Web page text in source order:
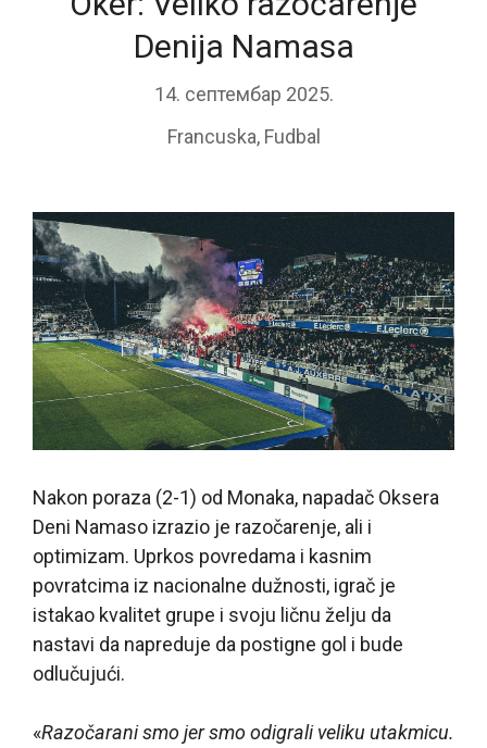
Denija Namasa
14. септембар 2025.
Francuska, Fudbal
Nakon poraza (2-1) od Monaka, napadač Oksera
Deni Namaso izrazio je razočarenje, ali i
optimizam. Uprkos povredama i kasnim
povratcima iz nacionalne dužnosti, igrač je
istakao kvalitet grupe i svoju ličnu želju da
nastavi da napreduje da postigne gol i bude
odlučujući.
«Razočarani smo jer smo odigrali veliku utakmicu.